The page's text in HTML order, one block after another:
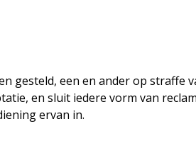
gesteld, een en ander op straffe
en sluit iedere vorm van
ervan in.